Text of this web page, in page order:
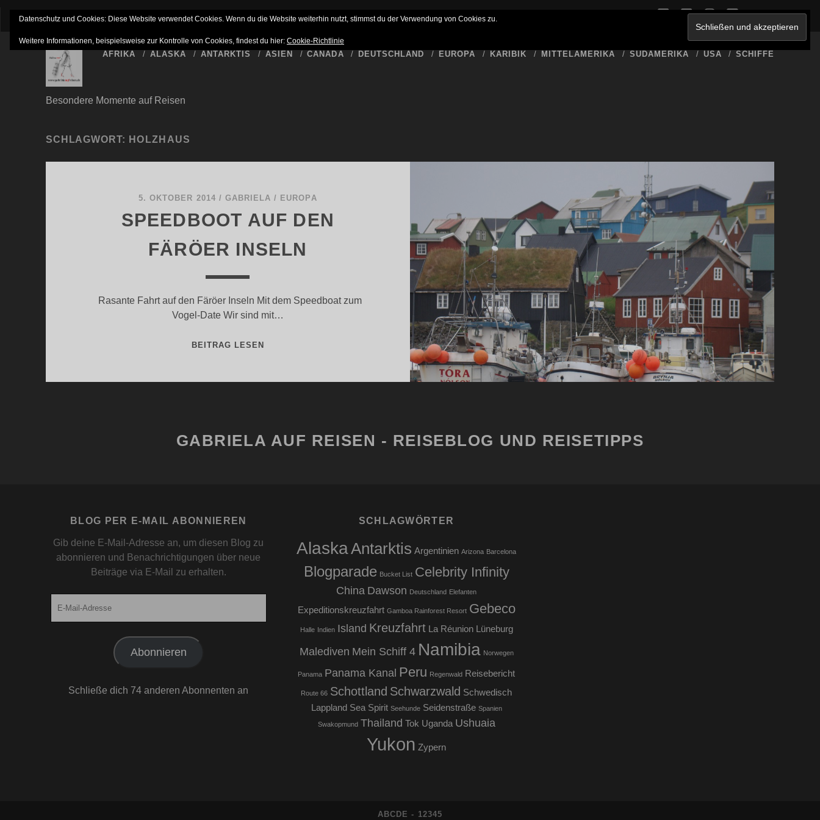
IMPRESSUM NETTIQUETTE HAFTUNGSAUSSCHLUSS BUCKET LIST WER SCHREIBT HIER DATENSCHUTZERKLÄRUNG twitterfacebook
instagram
youtube
Besondere Momente auf Reisen
AFRIKA ALASKA ANTARKTIS ASIEN CANADA DEUTSCHLAND EUROPA KARIBIK MITTELAMERIKA SÜDAMERIKA USA SCHIFFE
SCHLAGWORT: HOLZHAUS
5. OKTOBER 2014 / GABRIELA / EUROPA
SPEEDBOOT AUF DEN
FÄRÖER INSELN
Rasante Fahrt auf den Färöer Inseln Mit dem Speedboat zum
Vogel-Date Wir sind mit…
BEITRAG LESEN
GABRIELA AUF REISEN - REISEBLOG UND REISETIPPS
BLOG PER E-MAIL ABONNIEREN
Gib deine E-Mail-Adresse an, um diesen Blog zu
abonnieren und Benachrichtigungen über neue
Beiträge via E-Mail zu erhalten.
Abonnieren
Schließe dich 74 anderen Abonnenten an
SCHLAGWÖRTER
AlaskaAntarktis Argentinien Arizona Barcelona
Blogparade Bucket List Celebrity Infinity
China Dawson Deutschland Elefanten
Expeditionskreuzfahrt Gamboa Rainforest Resort Gebeco
Halle Indien Island Kreuzfahrt La Réunion Lüneburg
Malediven Mein Schiff 4 Namibia Norwegen
Panama Panama Kanal Peru Regenwald Reisebericht
Route 66 Schottland Schwarzwald Schwedisch
Lappland Sea Spirit Seehunde Seidenstraße Spanien
Swakopmund Thailand Tok Uganda Ushuaia
Yukon Zypern
ABCDE - 12345
Datenschutz und Cookies: Diese Website verwendet Cookies. Wenn du die Website weiterhin nutzt, stimmst du der Verwendung von Cookies zu.
Weitere Informationen, beispielsweise zur Kontrolle von Cookies, findest du hier: Cookie-Richtlinie